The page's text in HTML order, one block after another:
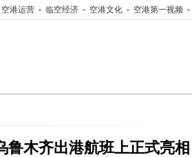
空港运营 - 临空经济 - 空港文化 - 空港第一视频 -
鲁木齐出港航班上正式亮相